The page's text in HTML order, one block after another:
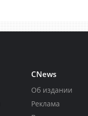
CNews
Об издании
Реклама